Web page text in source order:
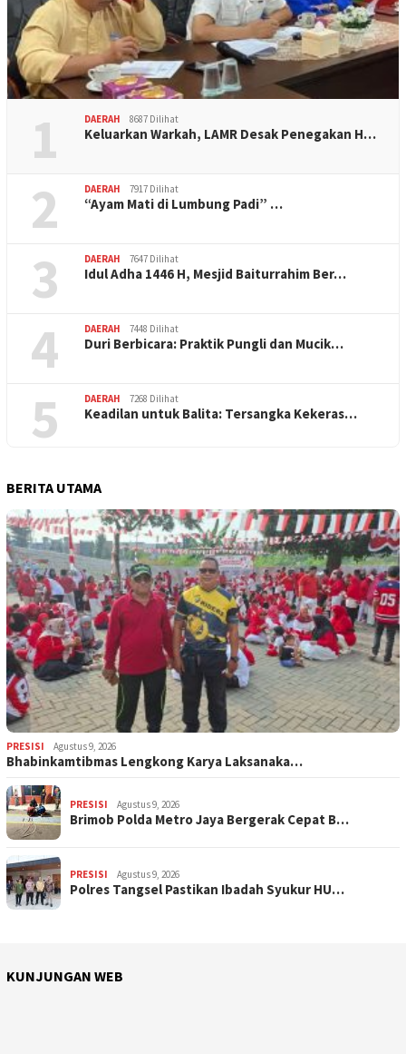
1 DAERAH 8687 Dilihat
Keluarkan Warkah, LAMR Desak Penegakan H…
2 DAERAH 7917 Dilihat
“Ayam Mati di Lumbung Padi” …
3 DAERAH 7647 Dilihat
Idul Adha 1446 H, Mesjid Baiturrahim Ber…
4 DAERAH 7448 Dilihat
Duri Berbicara: Praktik Pungli dan Mucik…
5 DAERAH 7268 Dilihat
Keadilan untuk Balita: Tersangka Kekeras…
BERITA UTAMA
PRESISI Agustus 9, 2026
Bhabinkamtibmas Lengkong Karya Laksanaka…
PRESISI Agustus 9, 2026
Brimob Polda Metro Jaya Bergerak Cepat B…
PRESISI Agustus 9, 2026
Polres Tangsel Pastikan Ibadah Syukur HU…
KUNJUNGAN WEB